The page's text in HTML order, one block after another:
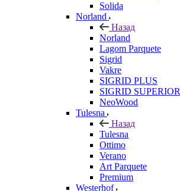
Solida
Norland
Назад
Norland
Lagom Parquete
Sigrid
Vakre
SIGRID PLUS
SIGRID SUPERIOR
NeoWood
Tulesna
Назад
Tulesna
Ottimo
Verano
Art Parquete
Premium
Westerhof